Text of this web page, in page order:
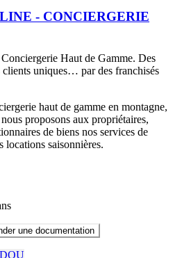
- CONCIERGERIE
Haut de Gamme. Des
clients uniques… par des franchisés
haut de gamme en montagne,
proposons aux propriétaires,
de biens nos services de
locations saisonnières.
une documentation